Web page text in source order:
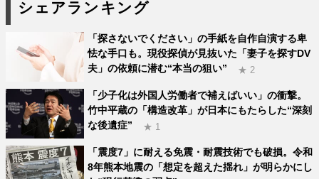
シェアランキング
「探さないでください」の手紙を自作自演する卑
怯な手口も。現役探偵が見抜いた「妻子を探すDV
夫」の依頼に潜む“本当の狙い”
★ 2
「少子化は外国人労働者で補えばいい」の衝撃。
竹中平蔵の「構造改革」が日本にもたらした“深刻
な後遺症”
★ 1
「震度7」に耐える免震・耐震技術でも破損。令和
8年熊本地震の「想定を超えた揺れ」が明らかにし